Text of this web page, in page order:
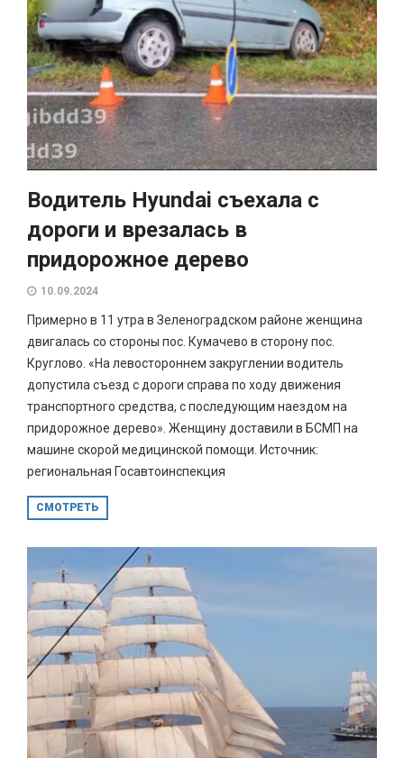
Водитель Hyundai съехала с
дороги и врезалась в
придорожное дерево
10.09.2024
Примерно в 11 утра в Зеленоградском районе женщина
двигалась со стороны пос. Кумачево в сторону пос.
Круглово. «На левостороннем закруглении водитель
допустила съезд с дороги справа по ходу движения
транспортного средства, с последующим наездом на
придорожное дерево». Женщину доставили в БСМП на
машине скорой медицинской помощи. Источник:
региональная Госавтоинспекция
СМОТРЕТЬ